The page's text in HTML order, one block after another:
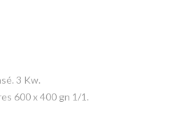
3 Kw.
600 x 400 gn 1/1.